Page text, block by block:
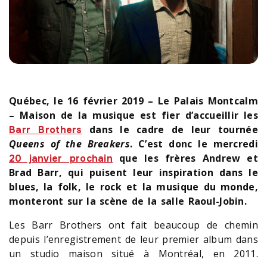
Québec, le 16 février 2019 – Le Palais Montcalm
– Maison de la musique est fier d’accueillir les
Barr Brothers
dans le cadre de leur tournée
Queens of the Breakers. C’est donc le mercredi
20 janvier prochain que les frères Andrew et
Brad Barr, qui puisent leur inspiration dans le
blues, la folk, le rock et la musique du monde,
monteront sur la scène de la salle Raoul-Jobin.
Les Barr Brothers ont fait beaucoup de chemin
depuis l’enregistrement de leur premier album dans
un studio maison situé à Montréal, en 2011.